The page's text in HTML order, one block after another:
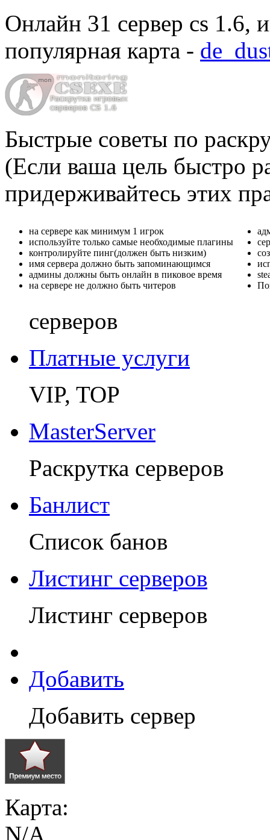
Онлайн 31 сервер cs 1.6,
популярная карта -
Быстрые советы по
(Если ваша цель быстро
придерживайтесь этих
на сервере как минимум 1 игрок
используйте только самые необходимые плагины
контролируйте пинг(должен быть низким)
имя сервера должно быть запоминающимся
админы должны быть онлайн в пиковое время
на сервере не должно быть читеров
серверов
Платные услуги
VIP, TOP
MasterServer
Раскрутка серверов
Банлист
Список банов
Листинг серверов
Листинг серверов
Добавить
Добавить сервер
Карта:
N/A